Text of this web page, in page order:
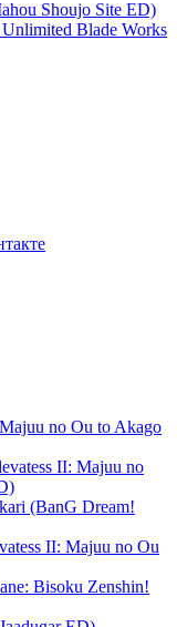
Shoujo Site ED)
Blade Works
no Ou to Akago
II: Majuu no
(BanG Dream!
II: Majuu no Ou
Bisoku Zenshin!